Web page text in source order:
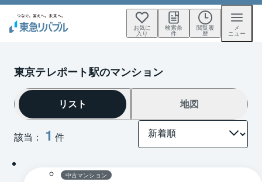
お気に
入り
検索条
件
閲覧履
歴
メ
ニュー
東京テレポート駅のマンション
該当： 1 件
リスト 地図
1 / 0 間取り
中古マンション